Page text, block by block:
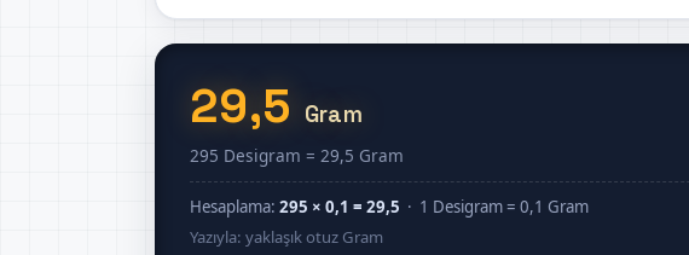
29,5 Gram
295 Desigram = 29,5 Gram
Hesaplama: 295 × 0,1 = 29,5 · 1 Desigram = 0,1 Gram
Yazıyla: yaklaşık otuz Gram